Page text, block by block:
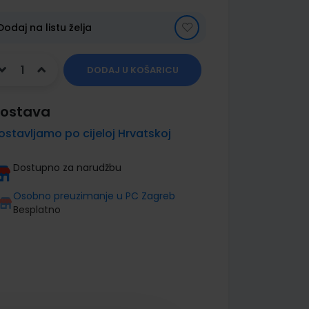
na listu želja
DODAJ U KOŠARICU
po cijeloj Hrvatskoj
Dostupno za narudžbu
Osobno preuzimanje u PC Zagreb
Besplatno